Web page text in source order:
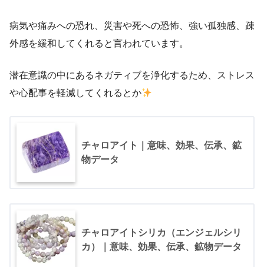
病気や痛みへの恐れ、災害や死への恐怖、強い孤独感、疎
外感を緩和してくれると言われています。
潜在意識の中にあるネガティブを浄化するため、ストレス
や心配事を軽減してくれるとか
チャロアイト｜意味、効果、伝承、鉱
物データ
チャロアイトシリカ（エンジェルシリ
カ）｜意味、効果、伝承、鉱物データ